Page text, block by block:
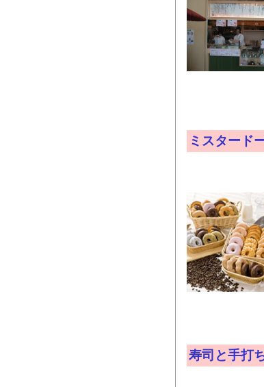
ミスタード
寿司と手